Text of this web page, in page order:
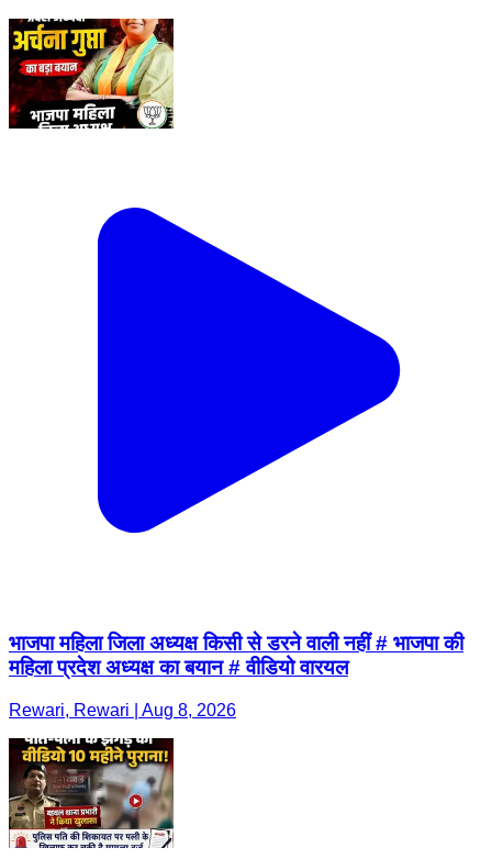
भाजपा महिला जिला अध्यक्ष किसी से डरने वाली नहीं # भाजपा की
महिला प्रदेश अध्यक्ष का बयान # वीडियो वारयल
Rewari, Rewari | Aug 8, 2026